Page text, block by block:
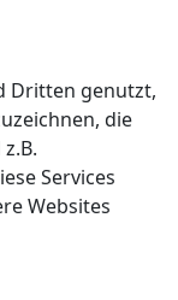
Dritten genutzt,
die
Services
Websites